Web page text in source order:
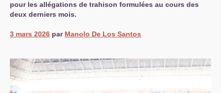
pour les allégations de trahison formulées au cours des
deux derniers mois.
3 mars 2026 par Manolo De Los Santos